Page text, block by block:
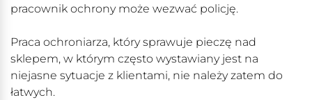
pracownik ochrony może wezwać policję.
Praca ochroniarza, który sprawuje pieczę nad
sklepem, w którym często wystawiany jest na
niejasne sytuacje z klientami, nie należy zatem do
łatwych.